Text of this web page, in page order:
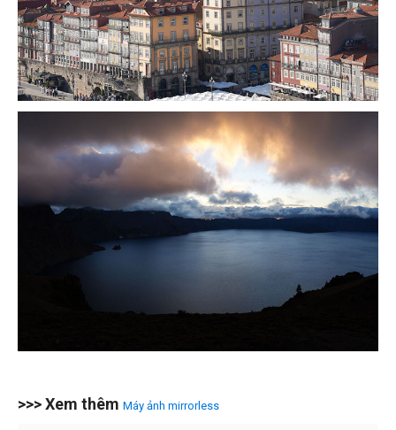
>>> Xem thêm Máy ảnh mirrorless